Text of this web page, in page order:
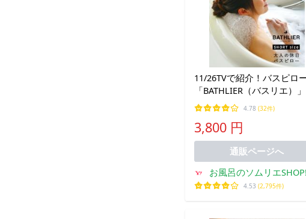
11/26TVで紹介！バスピロ
「BATHLIER（バスリエ）
人の休日バスピロー（ショー
ト）【お風呂枕 まくら 枕
ー 半身浴 浮身浴 速乾性 お風
呂】
4.78 (32件)
3,800 円
通販ページへ
お風呂のソムリエSHOP!
4.53 (2,795件)